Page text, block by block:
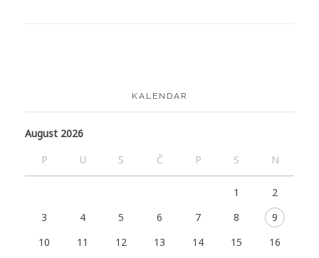
KALENDAR
August 2026
P
U S Č P S N
1
2
3
4 5 6 7 8
9
10
11 12 13 14 15
16